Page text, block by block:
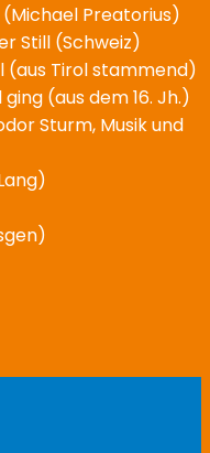
(Michael Preatorius)
Still (Schweiz)
(aus Tirol stammend)
(aus dem 16. Jh.)
Sturm, Musik und